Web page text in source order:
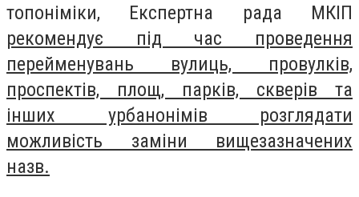
топоніміки, Експертна рада МКІП
рекомендує під час проведення
перейменувань вулиць, провулків,
проспектів, площ, парків, скверів та
інших урбанонімів розглядати
можливість заміни вищезазначених
назв.